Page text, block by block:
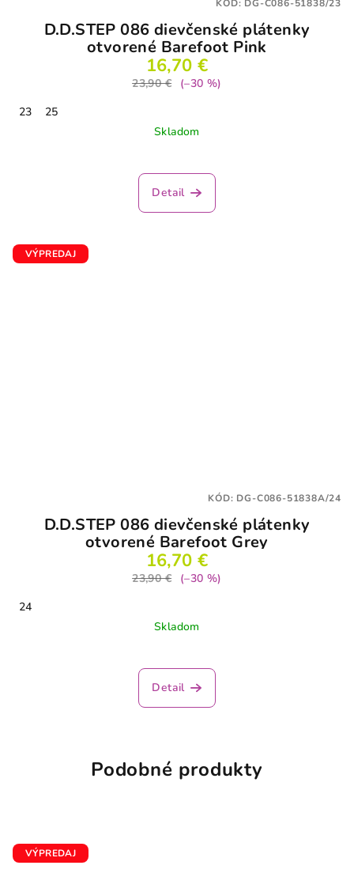
D.D.STEP 086 dievčenské plátenky
otvorené Barefoot Pink
16,70 €
23,90 €
(–30 %)
23
25
Skladom
Detail
KÓD: DG-C086-51838/23
VÝPREDAJ
D.D.STEP 086 dievčenské plátenky
otvorené Barefoot Grey
16,70 €
23,90 €
(–30 %)
24
Skladom
Detail
KÓD: DG-C086-51838A/24
Podobné produkty
VÝPREDAJ